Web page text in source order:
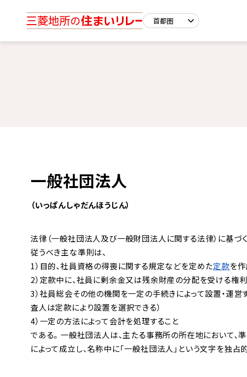
一般社団法人
（いっぱんしゃだんほうじん）
法律（一般社団法人及び一般財団法人に関する法律）に基づ
従うべき主な準則は、
1）目的、社員資格の得喪に関する規定などを定めた定款を
2）定款中に、社員に剰余金又は残余財産の分配を受ける権
3）社員総会その他の機関を一定の手続きによって設置・運
査人は定款により設置を選択できる）
4）一定の方法によって会計を処理すること
である。 一般社団法人は、主たる事務所の所在地において
によって成立し、名称中に「一般社団法人」という文字を独占